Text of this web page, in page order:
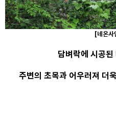
​[네온사
담벼락에 시공
주변의 초목과 어우러져 더